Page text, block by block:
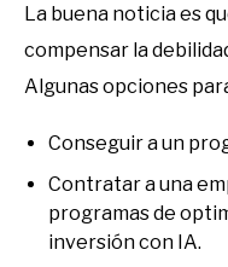
La buena noticia es
compensar la
Algunas opciones
Conseguir a un
Contratar a una
programas de
inversión con IA.